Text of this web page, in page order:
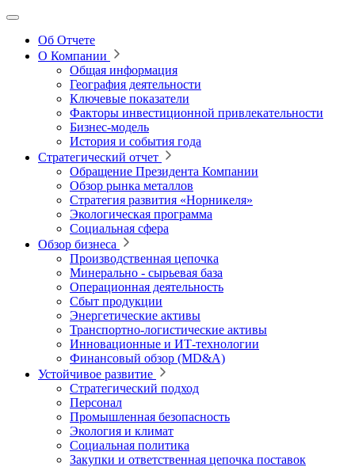
Об Отчете
О Компании
Общая информация
География деятельности
Ключевые показатели
Факторы инвестиционной привлекательности
Бизнес-модель
История и события года
Стратегический отчет
Обращение Президента Компании
Обзор рынка металлов
Стратегия развития «Норникеля»
Экологическая программа
Социальная сфера
Обзор бизнеса
Производственная цепочка
Минерально ‑ сырьевая база
Операционная деятельность
Сбыт продукции
Энергетические активы
Транспортно-логистические активы
Инновационные и ИТ‑технологии
Финансовый обзор (MD&A)
Устойчивое развитие
Стратегический подход
Персонал
Промышленная безопасность
Экология и климат
Социальная политика
Закупки и ответственная цепочка поставок